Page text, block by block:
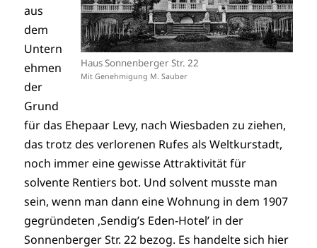
Haus Sonnenberger Str. 22
Mit Genehmigung M. Sauber
aus
dem
Untern
ehmen
der
Grund
für das Ehepaar Levy, nach Wiesbaden zu ziehen,
das trotz des verlorenen Rufes als Weltkurstadt,
noch immer eine gewisse Attraktivität für
solvente Rentiers bot. Und solvent musste man
sein, wenn man dann eine Wohnung in dem 1907
gegründeten ‚Sendig’s Eden-Hotel’ in der
Sonnenberger Str. 22 bezog. Es handelte sich hier